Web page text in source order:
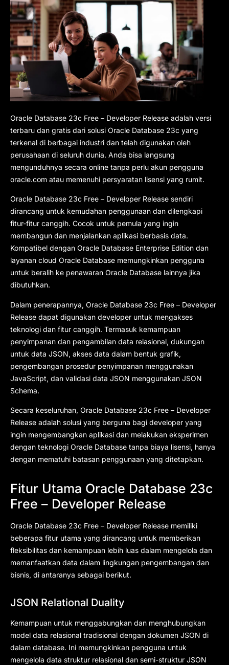
Oracle Database 23c Free – Developer Release adalah versi
terbaru dan gratis dari solusi Oracle Database 23c yang
terkenal di berbagai industri dan telah digunakan oleh
perusahaan di seluruh dunia. Anda bisa langsung
mengunduhnya secara online tanpa perlu akun pengguna
oracle.com atau memenuhi persyaratan lisensi yang rumit.
Oracle Database 23c Free – Developer Release sendiri
dirancang untuk kemudahan penggunaan dan dilengkapi
fitur-fitur canggih. Cocok untuk pemula yang ingin
membangun dan menjalankan aplikasi berbasis data.
Kompatibel dengan Oracle Database Enterprise Edition dan
layanan cloud Oracle Database memungkinkan pengguna
untuk beralih ke penawaran Oracle Database lainnya jika
dibutuhkan.
Dalam penerapannya, Oracle Database 23c Free – Developer
Release dapat digunakan developer untuk mengakses
teknologi dan fitur canggih. Termasuk kemampuan
penyimpanan dan pengambilan data relasional, dukungan
untuk data JSON, akses data dalam bentuk grafik,
pengembangan prosedur penyimpanan menggunakan
JavaScript, dan validasi data JSON menggunakan JSON
Schema.
Secara keseluruhan, Oracle Database 23c Free – Developer
Release adalah solusi yang berguna bagi developer yang
ingin mengembangkan aplikasi dan melakukan eksperimen
dengan teknologi Oracle Database tanpa biaya lisensi, hanya
dengan mematuhi batasan penggunaan yang ditetapkan.
Fitur Utama Oracle Database 23c
Free – Developer Release
Oracle Database 23c Free – Developer Release memiliki
beberapa fitur utama yang dirancang untuk memberikan
fleksibilitas dan kemampuan lebih luas dalam mengelola dan
memanfaatkan data dalam lingkungan pengembangan dan
bisnis, di antaranya sebagai berikut.
JSON Relational Duality
Kemampuan untuk menggabungkan dan menghubungkan
model data relasional tradisional dengan dokumen JSON di
dalam database. Ini memungkinkan pengguna untuk
mengelola data struktur relasional dan semi-struktur JSON